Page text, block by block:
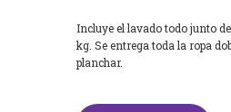
Incluye el lavado todo junto
kg. Se entrega toda la ropa
planchar.